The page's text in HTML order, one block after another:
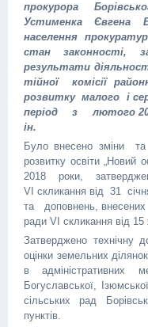
прокурора
Устименка Євгена
населення
стан законності,
результати
тійної комісії
розвитку малого і
період з лютого
ін.
Було внесено зміни
розвитку освіти „Новий
2018 роки,
VI скликання від 31
та доповнень,
ради VI скликання від
Затверджено технічну
оцінки земельних
в адміністративних
Богуславської,
сільських рад
пунктів.